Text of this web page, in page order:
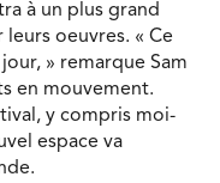
à un plus grand
oeuvres. « Ce
» remarque Sam
en mouvement.
y compris moi-
espace va